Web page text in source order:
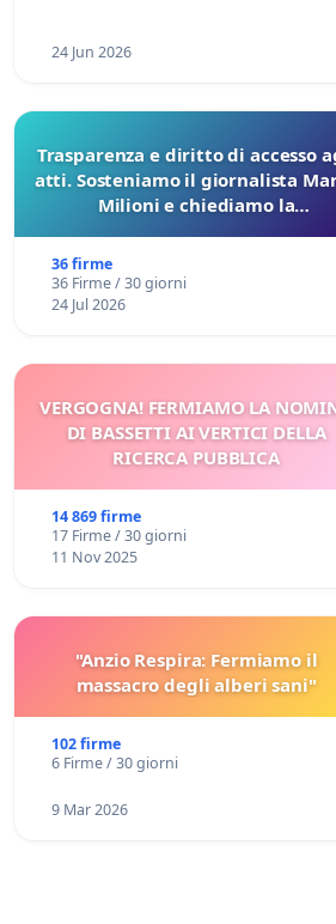
24 Jun 2026
Trasparenza e diritto di accesso
atti. Sosteniamo il giornalista
Milioni e chiediamo la
sulla Pedemontana Veneta
36 firme
36 Firme / 30 giorni
24 Jul 2026
VERGOGNA! FERMIAMO LA
DI BASSETTI AI VERTICI DELLA
RICERCA PUBBLICA
14 869 firme
17 Firme / 30 giorni
11 Nov 2025
"Anzio Respira: Fermiamo il
massacro degli alberi sani"
102 firme
6 Firme / 30 giorni
9 Mar 2026